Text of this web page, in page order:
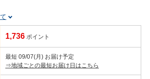
1,736 ポイント
最短 09/07(月) お届け予定
⇒地域ごとの最短お届け日はこちら